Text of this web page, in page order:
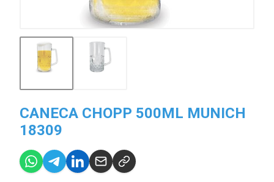
CANECA CHOPP 500ML MUNICH
18309